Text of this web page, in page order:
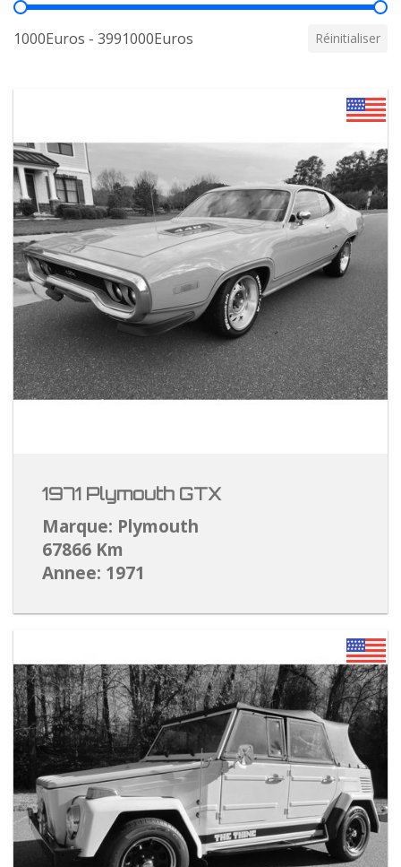
Prix
1000Euros - 3991000Euros Réinitialiser
1971 Plymouth GTX
Marque: Plymouth
67866 Km
Annee: 1971